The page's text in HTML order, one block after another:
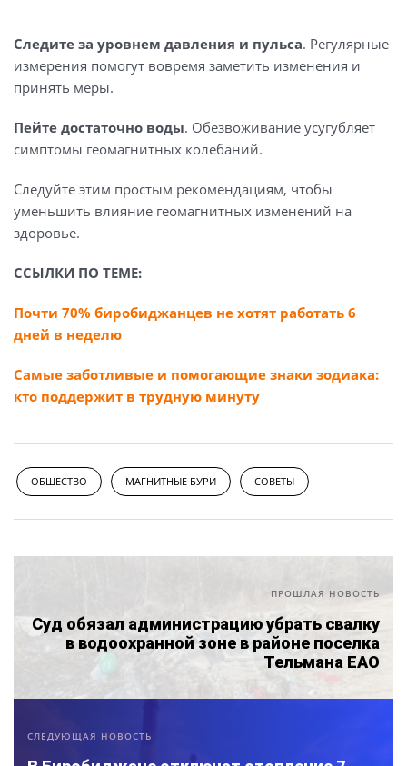
Следите за уровнем давления и пульса. Регулярные
измерения помогут вовремя заметить изменения и
принять меры.
Пейте достаточно воды. Обезвоживание усугубляет
симптомы геомагнитных колебаний.
Следуйте этим простым рекомендациям, чтобы
уменьшить влияние геомагнитных изменений на
здоровье.
ССЫЛКИ ПО ТЕМЕ:
Почти 70% биробиджанцев не хотят работать 6
дней в неделю
Самые заботливые и помогающие знаки зодиака:
кто поддержит в трудную минуту
ОБЩЕСТВО МАГНИТНЫЕ БУРИ СОВЕТЫ
ПРОШЛАЯ НОВОСТЬ
Суд обязал администрацию убрать свалку
в водоохранной зоне в районе поселка
Тельмана ЕАО
СЛЕДУЮЩАЯ НОВОСТЬ